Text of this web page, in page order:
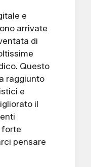
e
arrivate
di
Questo
raggiunto
e
il
forte
pensare